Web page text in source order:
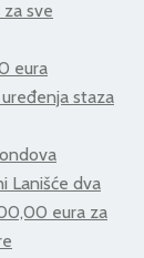
sve
eura
staza
Lanišće dva
eura za